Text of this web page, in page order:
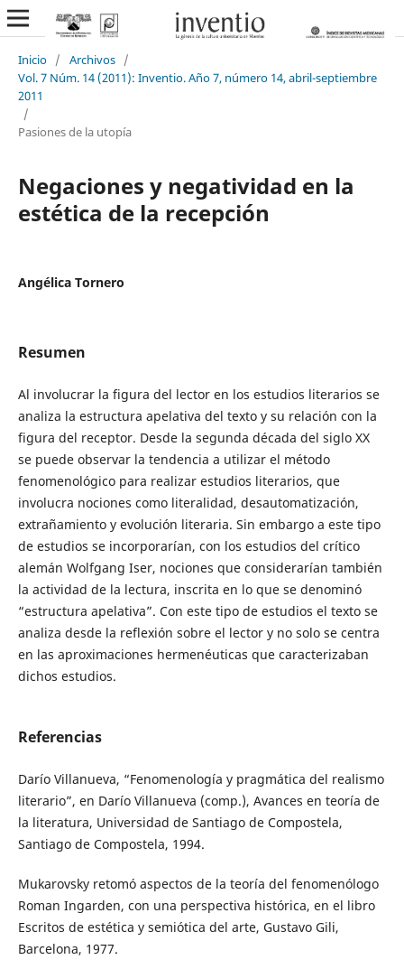
Inicio / Archivos /
Vol. 7 Núm. 14 (2011): Inventio. Año 7, número 14, abril-septiembre
2011
/
Pasiones de la utopía
Negaciones y negatividad en la
estética de la recepción
Angélica Tornero
Resumen
Al involucrar la figura del lector en los estudios literarios se
analiza la estructura apelativa del texto y su relación con la
figura del receptor. Desde la segunda década del siglo XX
se puede observar la tendencia a utilizar el método
fenomenológico para realizar estudios literarios, que
involucra nociones como literalidad, desautomatización,
extrañamiento y evolución literaria. Sin embargo a este tipo
de estudios se incorporarían, con los estudios del crítico
alemán Wolfgang Iser, nociones que considerarían también
la actividad de la lectura, inscrita en lo que se denominó
“estructura apelativa”. Con este tipo de estudios el texto se
analiza desde la reflexión sobre el lector y no solo se centra
en las aproximaciones hermenéuticas que caracterizaban
dichos estudios.
Referencias
Darío Villanueva, “Fenomenología y pragmática del realismo
literario”, en Darío Villanueva (comp.), Avances en teoría de
la literatura, Universidad de Santiago de Compostela,
Santiago de Compostela, 1994.
Mukarovsky retomó aspectos de la teoría del fenomenólogo
Roman Ingarden, con una perspectiva histórica, en el libro
Escritos de estética y semiótica del arte, Gustavo Gili,
Barcelona, 1977.